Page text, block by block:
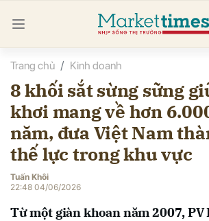
Trang chủ Kinh doanh
8 khối sắt sừng sững
khơi mang về hơn
năm, đưa Việt Nam
thế lực trong khu vực
Tuấn Khôi
22:48 04/06/2026
Từ một giàn khoan năm 2007,
luận